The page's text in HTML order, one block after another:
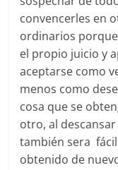
convencerles en
ordinarios
el propio juicio y
aceptarse como
menos como
cosa que se
otro, al
también sera
obtenido de